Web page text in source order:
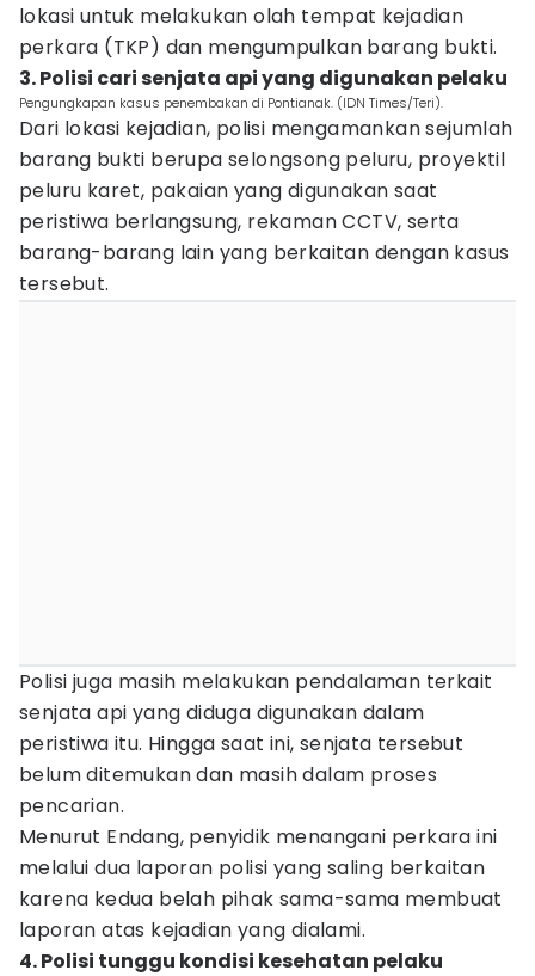
lokasi untuk melakukan olah tempat kejadian
perkara (TKP) dan mengumpulkan barang bukti.
3. Polisi cari senjata api yang digunakan pelaku
Pengungkapan kasus penembakan di Pontianak. (IDN Times/Teri).
Dari lokasi kejadian, polisi mengamankan sejumlah
barang bukti berupa selongsong peluru, proyektil
peluru karet, pakaian yang digunakan saat
peristiwa berlangsung, rekaman CCTV, serta
barang-barang lain yang berkaitan dengan kasus
tersebut.
Polisi juga masih melakukan pendalaman terkait
senjata api yang diduga digunakan dalam
peristiwa itu. Hingga saat ini, senjata tersebut
belum ditemukan dan masih dalam proses
pencarian.
Menurut Endang, penyidik menangani perkara ini
melalui dua laporan polisi yang saling berkaitan
karena kedua belah pihak sama-sama membuat
laporan atas kejadian yang dialami.
4. Polisi tunggu kondisi kesehatan pelaku